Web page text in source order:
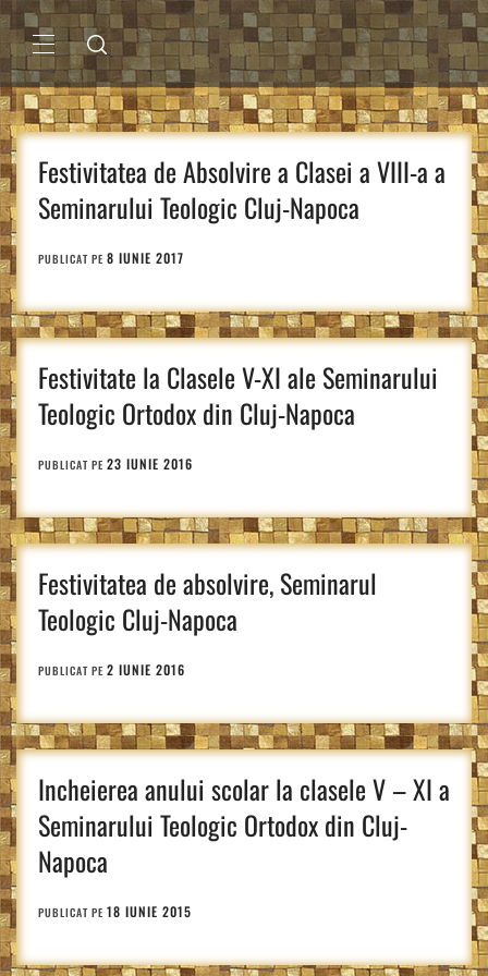
Sari
la
conținutMENIU
PRINCIPAL
Festivitatea de Absolvire a Clasei a VIII-a a
Seminarului Teologic Cluj-Napoca
PUBLICAT PE 8 IUNIE 2017
Festivitate la Clasele V-XI ale Seminarului
Teologic Ortodox din Cluj-Napoca
PUBLICAT PE 23 IUNIE 2016
Festivitatea de absolvire, Seminarul
Teologic Cluj-Napoca
PUBLICAT PE 2 IUNIE 2016
Incheierea anului scolar la clasele V – XI a
Seminarului Teologic Ortodox din Cluj-
Napoca
PUBLICAT PE 18 IUNIE 2015